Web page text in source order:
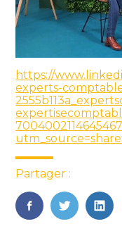
https://
experts-
Partager :
FaceBook
Twitter